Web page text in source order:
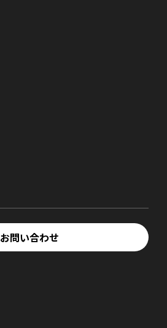
お問い合わせ